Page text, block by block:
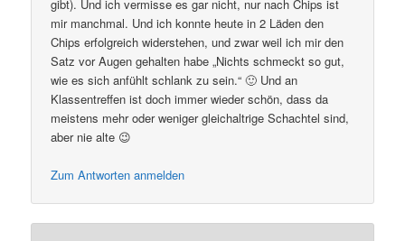
gibt). Und ich vermisse es gar nicht, nur nach Chips ist
mir manchmal. Und ich konnte heute in 2 Läden den
Chips erfolgreich widerstehen, und zwar weil ich mir den
Satz vor Augen gehalten habe „Nichts schmeckt so gut,
wie es sich anfühlt schlank zu sein.“ 🙂 Und an
Klassentreffen ist doch immer wieder schön, dass da
meistens mehr oder weniger gleichaltrige Schachtel sind,
aber nie alte 😉
Zum Antworten anmelden